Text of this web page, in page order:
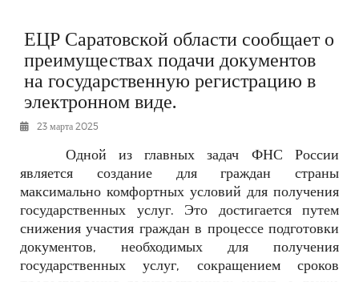
ФОТОРЕПОРТАЖИ
РЕКЛАМОДАТЕЛЯМ
ОБЪЯВЛЕНИЯ
КОНТАКТЫ
ЕЦР Саратовской области сообщает о
преимуществах подачи документов
на государственную регистрацию в
электронном виде.
23 марта 2025
Одной из главных задач ФНС России
является создание для граждан страны
максимально комфортных условий для получения
государственных услуг. Это достигается путем
снижения участия граждан в процессе подготовки
документов, необходимых для получения
государственных услуг, сокращением сроков